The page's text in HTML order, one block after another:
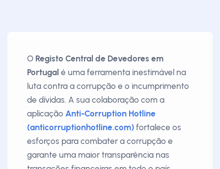
O Registo Central de Devedores em
Portugal é uma ferramenta inestimável na
luta contra a corrupção e o incumprimento
de dívidas. A sua colaboração com a
aplicação Anti-Corruption Hotline
(anticorruptionhotline.com) fortalece os
esforços para combater a corrupção e
garante uma maior transparência nas